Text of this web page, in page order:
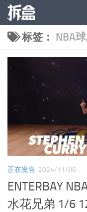
跳至内容
标签： NBA
正在发售 2024/11/06
ENTERBAY
水花兄弟 1/6